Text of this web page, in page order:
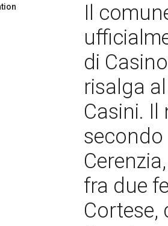
Il
di
risalga
Casini.
secondo
fra due
Cortese,